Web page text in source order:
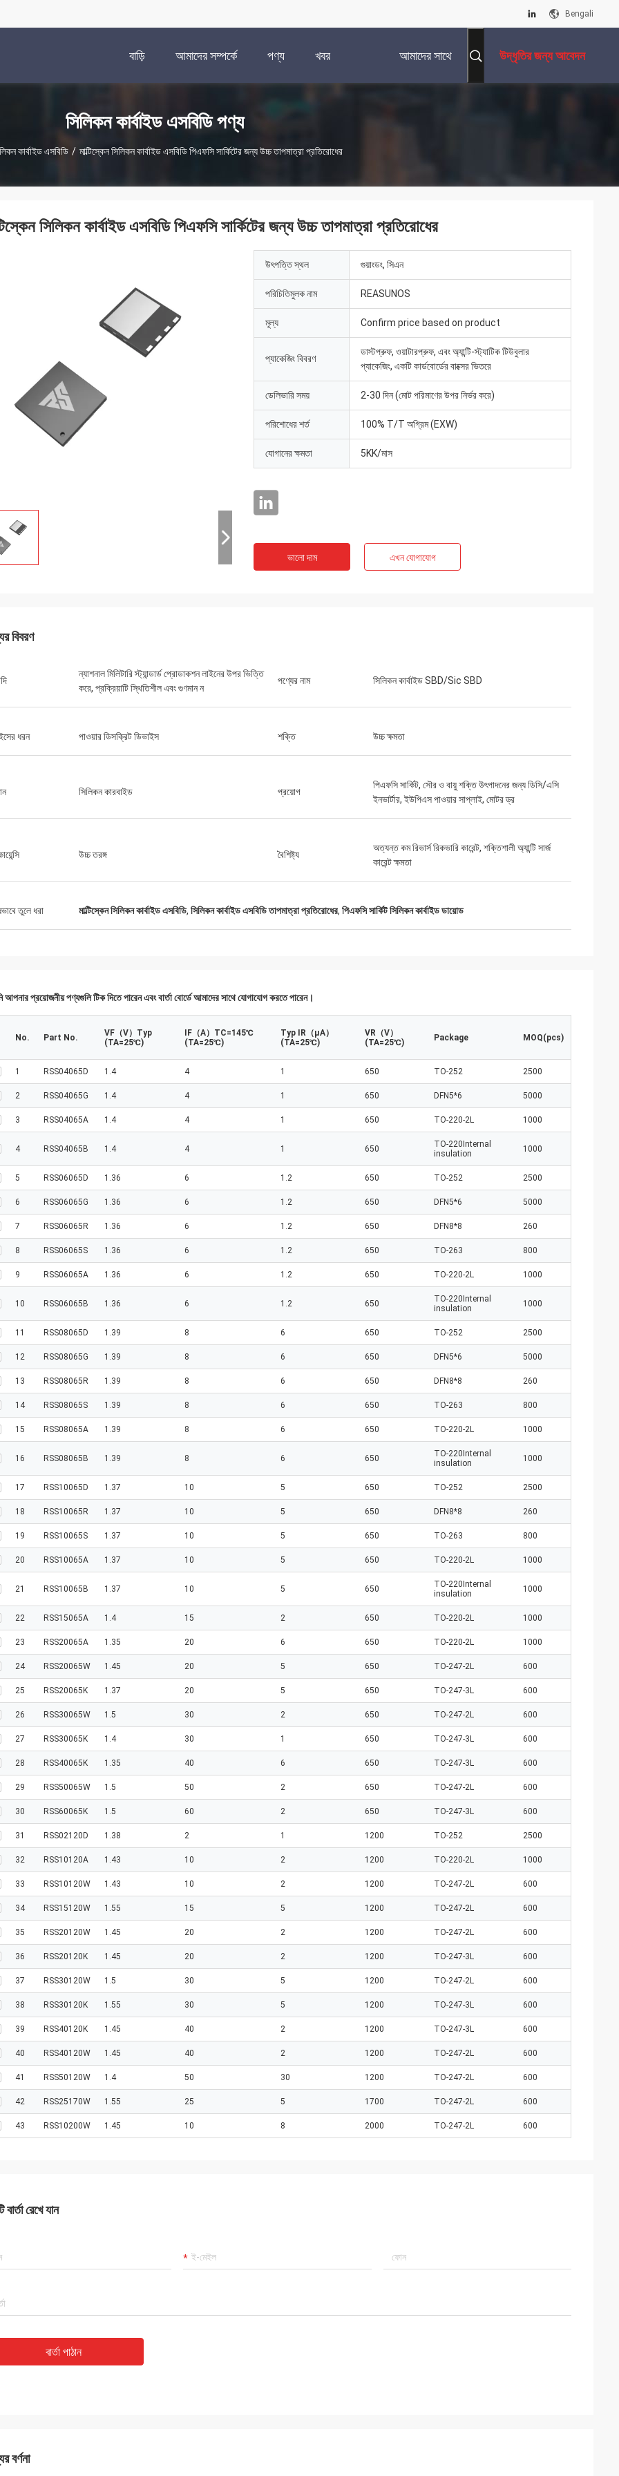
Bengali
বাড়ি আমাদের সম্পর্কে পণ্য খবর আমাদের সাথে উদ্ধৃতির জন্য আবেদন
সিলিকন কার্বাইড এসবিডি পণ্য
কার্বাইড এসবিডি / মাল্টিস্কেন সিলিকন কার্বাইড এসবিডি পিএফসি সার্কিটের জন্য উচ্চ তাপমাত্রা প্রতিরোধের
সিলিকন কার্বাইড এসবিডি পিএফসি সার্কিটের জন্য উচ্চ তাপমাত্রা প্রতিরোধের
উৎপত্তি স্থল গুয়াংডং, সিএন
পরিচিতিমুলক নাম REASUNOS
মূল্য Confirm price based on product
প্যাকেজিং বিবরণ
ডাস্টপ্রুফ, ওয়াটারপ্রুফ, এবং অ্যান্টি-স্ট্যাটিক টিউবুলার
প্যাকেজিং, একটি কার্ডবোর্ডের বাক্সের ভিতরে
ডেলিভারি সময় 2-30 দিন (মোট পরিমাণের উপর নির্ভর করে)
পরিশোধের শর্ত 100% T/T অগ্রিম (EXW)
যোগানের ক্ষমতা 5KK/মাস
ভালো দাম এখন যোগাযোগ
বিবরণ
ন্যাশনাল মিলিটারি স্ট্যান্ডার্ড প্রোডাকশন লাইনের উপর ভিত্তি
করে, প্রক্রিয়াটি স্থিতিশীল এবং গুণমান ন
পণ্যের নাম সিলিকন কার্বাইড SBD/Sic SBD
ধরন পাওয়ার ডিসক্রিট ডিভাইস শক্তি উচ্চ ক্ষমতা
সিলিকন কারবাইড প্রয়োগ
পিএফসি সার্কিট, সৌর ও বায়ু শক্তি উৎপাদনের জন্য ডিসি/এসি
ইনভার্টার, ইউপিএস পাওয়ার সাপ্লাই, মোটর ড্র
উচ্চ তরঙ্গ বৈশিষ্ট্য
অত্যন্ত কম রিভার্স রিকভারি কারেন্ট, শক্তিশালী অ্যান্টি সার্জ
কারেন্ট ক্ষমতা
তুলে ধরা মাল্টিস্কেন সিলিকন কার্বাইড এসবিডি, সিলিকন কার্বাইড এসবিডি তাপমাত্রা প্রতিরোধের, পিএফসি সার্কিট সিলিকন কার্বাইড ডায়োড
প্রয়োজনীয় পণ্যগুলি টিক দিতে পারেন এবং বার্তা বোর্ডে আমাদের সাথে যোগাযোগ করতে পারেন।
No. Part No.
VF（V）Typ
(TA=25℃)
IF（A）TC=145℃
(TA=25℃)
Typ IR（µA）
(TA=25℃)
VR（V）
(TA=25℃)
Package MOQ(pcs)
1 RSS04065D 1.4 4 1 650 TO-252 2500
2 RSS04065G 1.4 4 1 650 DFN5*6 5000
3 RSS04065A 1.4 4 1 650 TO-220-2L 1000
4 RSS04065B 1.4 4 1 650
TO-220Internal
insulation
1000
5 RSS06065D 1.36 6 1.2 650 TO-252 2500
6 RSS06065G 1.36 6 1.2 650 DFN5*6 5000
7 RSS06065R 1.36 6 1.2 650 DFN8*8 260
8 RSS06065S 1.36 6 1.2 650 TO-263 800
9 RSS06065A 1.36 6 1.2 650 TO-220-2L 1000
10 RSS06065B 1.36 6 1.2 650
TO-220Internal
insulation
1000
11 RSS08065D 1.39 8 6 650 TO-252 2500
12 RSS08065G 1.39 8 6 650 DFN5*6 5000
13 RSS08065R 1.39 8 6 650 DFN8*8 260
14 RSS08065S 1.39 8 6 650 TO-263 800
15 RSS08065A 1.39 8 6 650 TO-220-2L 1000
16 RSS08065B 1.39 8 6 650
TO-220Internal
insulation
1000
17 RSS10065D 1.37 10 5 650 TO-252 2500
18 RSS10065R 1.37 10 5 650 DFN8*8 260
19 RSS10065S 1.37 10 5 650 TO-263 800
20 RSS10065A 1.37 10 5 650 TO-220-2L 1000
21 RSS10065B 1.37 10 5 650
TO-220Internal
insulation
1000
22 RSS15065A 1.4 15 2 650 TO-220-2L 1000
23 RSS20065A 1.35 20 6 650 TO-220-2L 1000
24 RSS20065W 1.45 20 5 650 TO-247-2L 600
25 RSS20065K 1.37 20 5 650 TO-247-3L 600
26 RSS30065W 1.5 30 2 650 TO-247-2L 600
27 RSS30065K 1.4 30 1 650 TO-247-3L 600
28 RSS40065K 1.35 40 6 650 TO-247-3L 600
29 RSS50065W 1.5 50 2 650 TO-247-2L 600
30 RSS60065K 1.5 60 2 650 TO-247-3L 600
31 RSS02120D 1.38 2 1 1200 TO-252 2500
32 RSS10120A 1.43 10 2 1200 TO-220-2L 1000
33 RSS10120W 1.43 10 2 1200 TO-247-2L 600
34 RSS15120W 1.55 15 5 1200 TO-247-2L 600
35 RSS20120W 1.45 20 2 1200 TO-247-2L 600
36 RSS20120K 1.45 20 2 1200 TO-247-3L 600
37 RSS30120W 1.5 30 5 1200 TO-247-2L 600
38 RSS30120K 1.55 30 5 1200 TO-247-3L 600
39 RSS40120K 1.45 40 2 1200 TO-247-3L 600
40 RSS40120W 1.45 40 2 1200 TO-247-2L 600
41 RSS50120W 1.4 50 30 1200 TO-247-2L 600
42 RSS25170W 1.55 25 5 1700 TO-247-2L 600
43 RSS10200W 1.45 10 8 2000 TO-247-2L 600
বার্তা রেখে যান
বার্তা পাঠান
বর্ণনা